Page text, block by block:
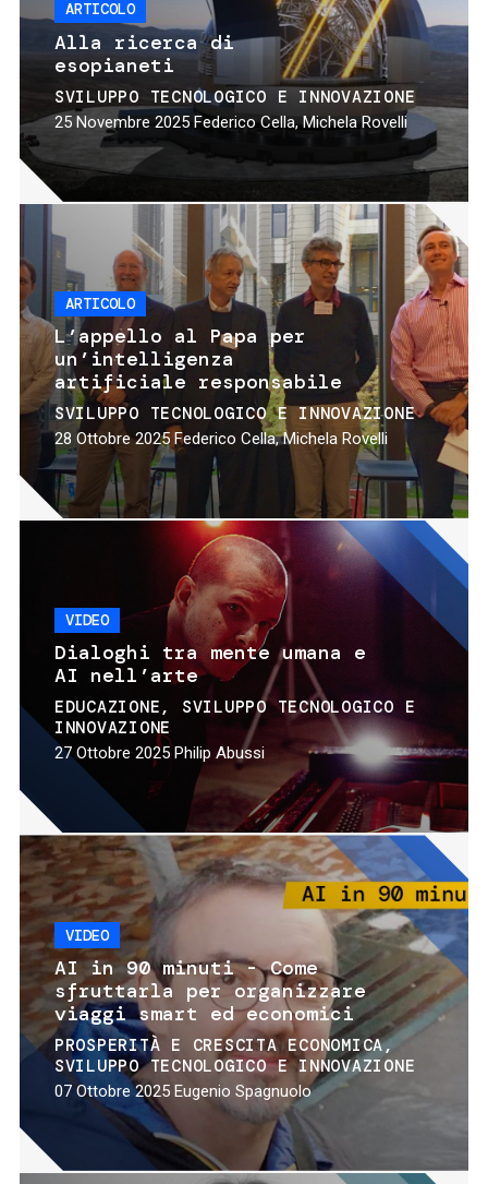
ARTICOLO
Alla ricerca di
esopianeti
SVILUPPO TECNOLOGICO E INNOVAZIONE
25 Novembre 2025 Federico Cella, Michela Rovelli
ARTICOLO
L’appello al Papa per
un’intelligenza
artificiale responsabile
SVILUPPO TECNOLOGICO E INNOVAZIONE
28 Ottobre 2025 Federico Cella, Michela Rovelli
VIDEO
Dialoghi tra mente umana e
AI nell’arte
EDUCAZIONE
SVILUPPO TECNOLOGICO E
INNOVAZIONE
27 Ottobre 2025 Philip Abussi
VIDEO
AI in 90 minuti - Come
sfruttarla per organizzare
viaggi smart ed economici
PROSPERITÀ E CRESCITA ECONOMICA
SVILUPPO TECNOLOGICO E INNOVAZIONE
07 Ottobre 2025 Eugenio Spagnuolo